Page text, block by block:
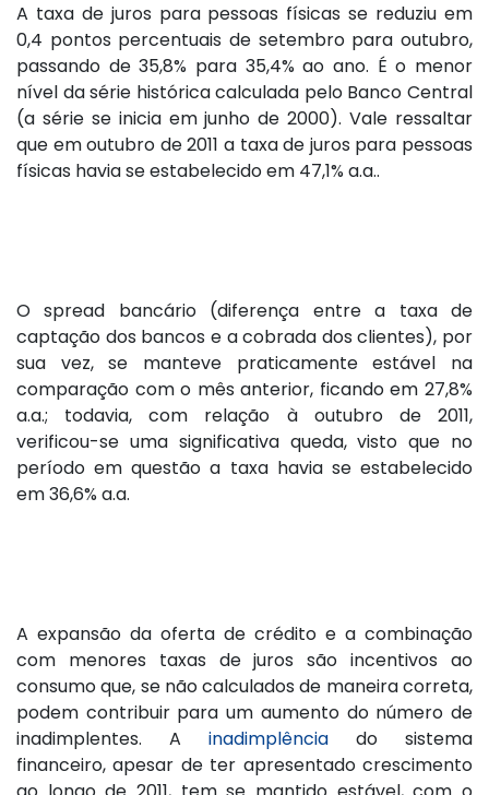
A taxa de juros para pessoas físicas se reduziu em
0,4 pontos percentuais de setembro para outubro,
passando de 35,8% para 35,4% ao ano. É o menor
nível da série histórica calculada pelo Banco Central
(a série se inicia em junho de 2000). Vale ressaltar
que em outubro de 2011 a taxa de juros para pessoas
físicas havia se estabelecido em 47,1% a.a..
O spread bancário (diferença entre a taxa de
captação dos bancos e a cobrada dos clientes), por
sua vez, se manteve praticamente estável na
comparação com o mês anterior, ficando em 27,8%
a.a.; todavia, com relação à outubro de 2011,
verificou-se uma significativa queda, visto que no
período em questão a taxa havia se estabelecido
em 36,6% a.a.
A expansão da oferta de crédito e a combinação
com menores taxas de juros são incentivos ao
consumo que, se não calculados de maneira correta,
podem contribuir para um aumento do número de
inadimplentes. A inadimplência do sistema
financeiro, apesar de ter apresentado crescimento